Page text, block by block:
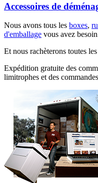
Accessoires de
Nous avons tous les boxes,
d'emballage vous avez
Et nous rachèterons toutes
Expédition gratuite des
limitrophes et des